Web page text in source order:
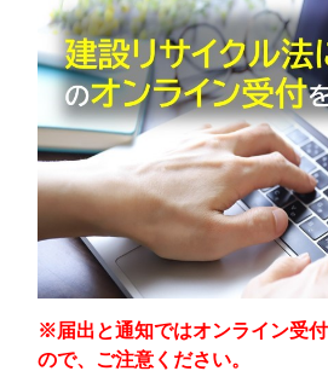
※届出と通知ではオンライン受
ので、ご注意ください。